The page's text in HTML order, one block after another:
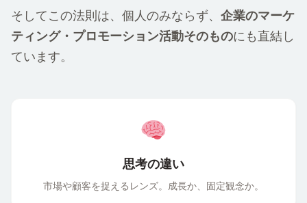
そしてこの法則は、 個人のみならず、 企業のマーケ
ティング・プロモーション活動そのものにも直結し
ています。
思考の違い
市場や顧客を捉 えるレンズ。 成長か、 固定観念か。